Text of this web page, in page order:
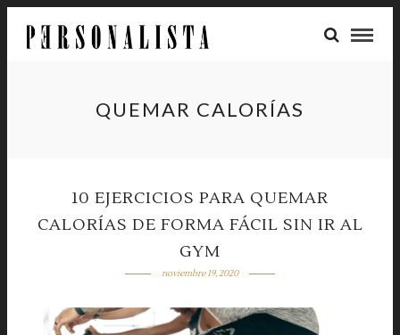
QUEMAR CALORÍAS
10 EJERCICIOS PARA QUEMAR
CALORÍAS DE FORMA FÁCIL SIN IR AL
GYM
noviembre 19, 2020